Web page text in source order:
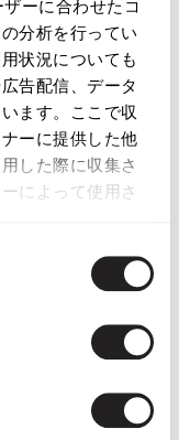
ーに合わせたコ
分析を行ってい
状況についても
告配信、データ
ます。ここで収
ーに提供した他
した際に収集さ
によって使用さ
des GARCONS HOMME
Short Sleeve Shirt
Bordeaux M-L
likes